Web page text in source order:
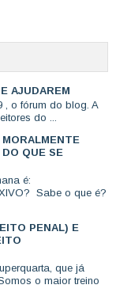
AJUDAREM
, o fórum do blog. A
do ...
QUE SE
é:
Sabe o que é?
PENAL) E
que já
o maior treino